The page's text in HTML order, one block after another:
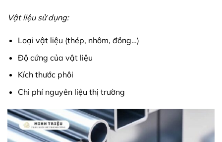
Vật liệu sử dụng:
Loại vật liệu (thép, nhôm, đồng…)
Độ cứng của vật liệu
Kích thước phôi
Chi phí nguyên liệu thị trường